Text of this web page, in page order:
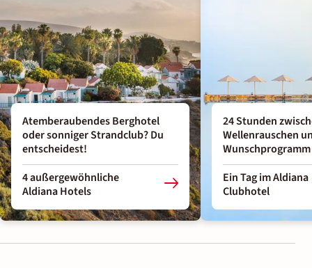
Atemberaubendes Berghotel
oder sonniger Strandclub? Du
entscheidest!
4 außergewöhnliche
Aldiana Hotels
24 Stunden
Wellenrauschen
Wunschprogramm
Ein Tag im Aldiana
Clubhotel